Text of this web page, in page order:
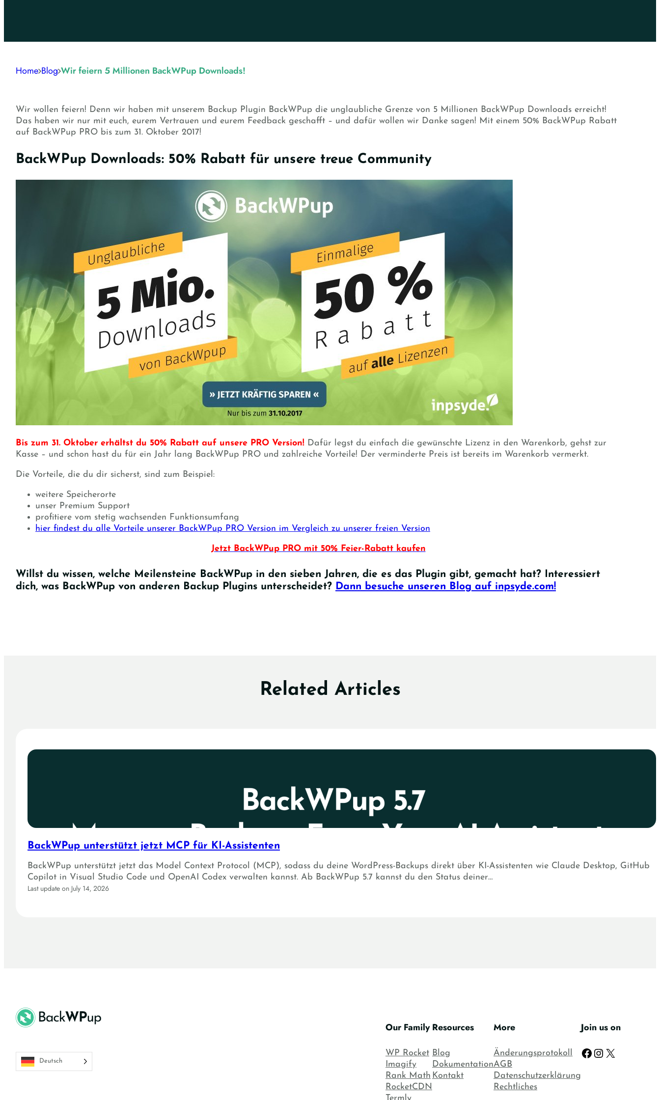
Home Blog Wir feiern 5 Millionen BackWPup Downloads!
Wir wollen feiern! Denn wir haben mit unserem Backup Plugin BackWPup die unglaubliche Grenze von 5 Millionen BackWPup Downloads erreicht!
Das haben wir nur mit euch, eurem Vertrauen und eurem Feedback geschafft – und dafür wollen wir Danke sagen! Mit einem 50% BackWPup Rabatt
auf BackWPup PRO bis zum 31. Oktober 2017!
BackWPup Downloads: 50% Rabatt für unsere treue Community
Bis zum 31. Oktober erhältst du 50% Rabatt auf unsere PRO Version! Dafür legst du einfach die gewünschte Lizenz in den Warenkorb, gehst zur
Kasse – und schon hast du für ein Jahr lang BackWPup PRO und zahlreiche Vorteile! Der verminderte Preis ist bereits im Warenkorb vermerkt.
Die Vorteile, die du dir sicherst, sind zum Beispiel:
weitere Speicherorte
unser Premium Support
profitiere vom stetig wachsenden Funktionsumfang
hier findest du alle Vorteile unserer BackWPup PRO Version im Vergleich zu unserer freien Version
Jetzt BackWPup PRO mit 50% Feier-Rabatt kaufen
Willst du wissen, welche Meilensteine BackWPup in den sieben Jahren, die es das Plugin gibt, gemacht hat? Interessiert
dich, was BackWPup von anderen Backup Plugins unterscheidet? Dann besuche unseren Blog auf inpsyde.com!
Related Articles
BackWPup unterstützt jetzt MCP für KI-Assistenten
BackWPup unterstützt jetzt das Model Context Protocol (MCP), sodass du deine WordPress-Backups direkt über KI-Assistenten wie Claude Desktop, GitHub
Copilot in Visual Studio Code und OpenAI Codex verwalten kannst. Ab BackWPup 5.7 kannst du den Status deiner…
Last update on July 14, 2026
Deutsch
Our Family
WP Rocket
Imagify
Rank Math
RocketCDN
Resources
Blog
Dokumentation
Kontakt
More
Änderungsprotokoll
AGB
Datenschutzerklärung
Rechtliches
Join us on
Facebook Instagram X